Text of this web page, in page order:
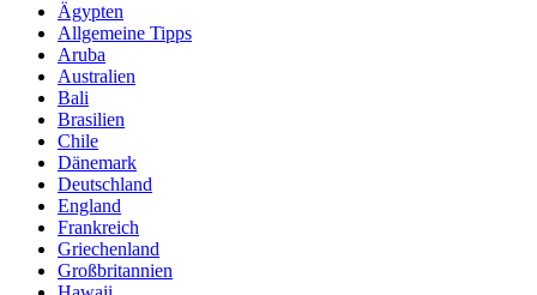
Ägypten
Allgemeine Tipps
Aruba
Australien
Bali
Brasilien
Chile
Dänemark
Deutschland
England
Frankreich
Griechenland
Großbritannien